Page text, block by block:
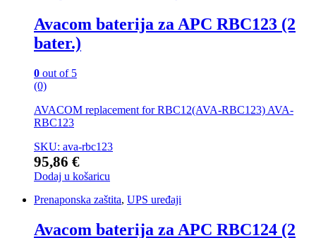
Avacom baterija za APC RBC123 (2
bater.)
0 out of 5
(0)
AVACOM replacement for RBC12(AVA-RBC123) AVA-
RBC123
SKU: ava-rbc123
95,86 €
Dodaj u košaricu
Prenaponska zaštita, UPS uređaji
Avacom baterija za APC RBC124 (2